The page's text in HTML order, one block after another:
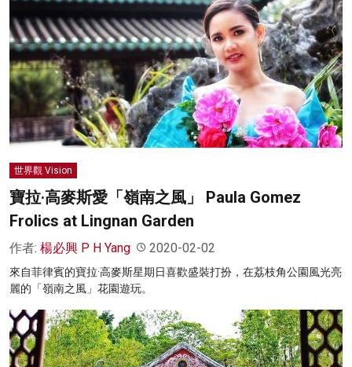
世界觀 Vision
寶拉·高麥斯愛「嶺南之風」 Paula Gomez
Frolics at Lingnan Garden
作者: 楊必興 P H Yang 2020-02-02
來自菲律賓的寶拉·高麥斯星期日喜歡盛裝打扮，在荔枝角公園風光亮
麗的「嶺南之風」花園遊玩。